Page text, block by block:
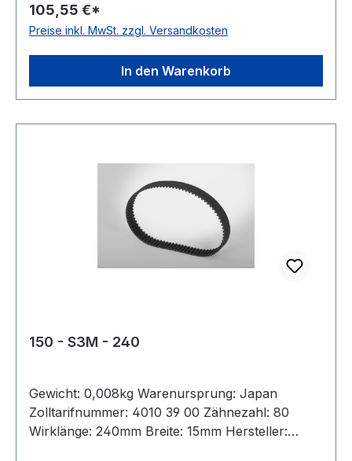
Norm: auf Anfrage antistatisch: ja
105,55 €*
Preise inkl. MwSt. zzgl. Versandkosten
In den Warenkorb
150 - S3M - 240
Gewicht: 0,008kg Warenursprung: Japan
Zolltarifnummer: 4010 39 00 Zähnezahl: 80
Wirklänge: 240mm Breite: 15mm Hersteller: